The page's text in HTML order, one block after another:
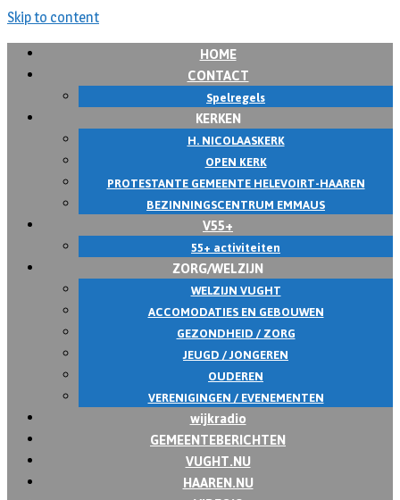
Skip to content
HOME
CONTACT
Spelregels
KERKEN
H. NICOLAASKERK
OPEN KERK
PROTESTANTE GEMEENTE HELEVOIRT-HAAREN
BEZINNINGSCENTRUM EMMAUS
V55+
55+ activiteiten
ZORG/WELZIJN
WELZIJN VUGHT
ACCOMODATIES EN GEBOUWEN
GEZONDHEID / ZORG
JEUGD / JONGEREN
OUDEREN
VERENIGINGEN / EVENEMENTEN
wijkradio
GEMEENTEBERICHTEN
VUGHT.NU
HAAREN.NU